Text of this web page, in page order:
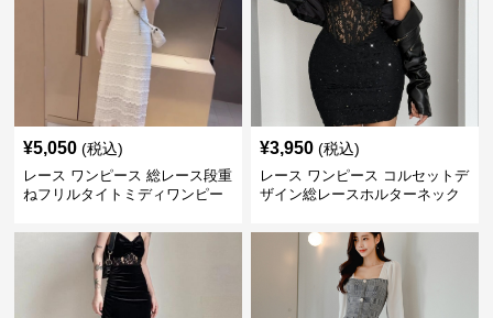
¥5,050 (税込)
レース ワンピース 総レース段重
ねフリルタイトミディワンピー
¥3,950 (税込)
レース ワンピース コルセットデ
ザイン総レースホルターネック